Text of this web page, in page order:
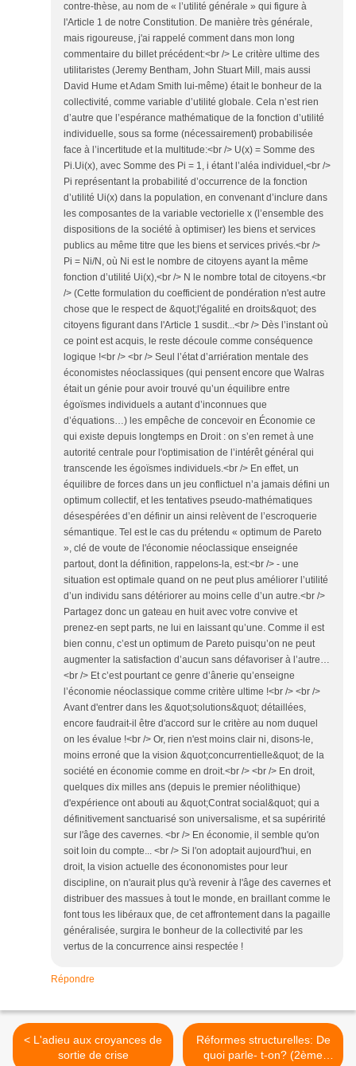
contre-thèse, au nom de « l’utilité générale » qui figure à
l'Article 1 de notre Constitution. De manière très générale,
mais rigoureuse, j'ai rappelé comment dans mon long
commentaire du billet précédent:<br /> Le critère ultime des
utilitaristes (Jeremy Bentham, John Stuart Mill, mais aussi
David Hume et Adam Smith lui-même) était le bonheur de la
collectivité, comme variable d’utilité globale. Cela n’est rien
d’autre que l’espérance mathématique de la fonction d’utilité
individuelle, sous sa forme (nécessairement) probabilisée
face à l’incertitude et la multitude:<br /> U(x) = Somme des
Pi.Ui(x), avec Somme des Pi = 1, i étant l’aléa individuel,<br />
Pi représentant la probabilité d’occurrence de la fonction
d’utilité Ui(x) dans la population, en convenant d’inclure dans
les composantes de la variable vectorielle x (l’ensemble des
dispositions de la société à optimiser) les biens et services
publics au même titre que les biens et services privés.<br />
Pi = Ni/N, où Ni est le nombre de citoyens ayant la même
fonction d’utilité Ui(x),<br /> N le nombre total de citoyens.<br
/> (Cette formulation du coefficient de pondération n'est autre
chose que le respect de &quot;l'égalité en droits&quot; des
citoyens figurant dans l'Article 1 susdit...<br /> Dès l’instant où
ce point est acquis, le reste découle comme conséquence
logique !<br /> <br /> Seul l’état d’arriération mentale des
économistes néoclassiques (qui pensent encore que Walras
était un génie pour avoir trouvé qu’un équilibre entre
égoïsmes individuels a autant d’inconnues que
d’équations…) les empêche de concevoir en Économie ce
qui existe depuis longtemps en Droit : on s’en remet à une
autorité centrale pour l'optimisation de l’intérêt général qui
transcende les égoïsmes individuels.<br /> En effet, un
équilibre de forces dans un jeu conflictuel n’a jamais défini un
optimum collectif, et les tentatives pseudo-mathématiques
désespérées d’en définir un ainsi relèvent de l’escroquerie
sémantique. Tel est le cas du prétendu « optimum de Pareto
», clé de voute de l'économie néoclassique enseignée
partout, dont la définition, rappelons-la, est:<br /> - une
situation est optimale quand on ne peut plus améliorer l’utilité
d’un individu sans détériorer au moins celle d’un autre.<br />
Partagez donc un gateau en huit avec votre convive et
prenez-en sept parts, ne lui en laissant qu’une. Comme il est
bien connu, c’est un optimum de Pareto puisqu’on ne peut
augmenter la satisfaction d’aucun sans défavoriser à l’autre…
<br /> Et c’est pourtant ce genre d’ânerie qu’enseigne
l’économie néoclassique comme critère ultime !<br /> <br />
Avant d'entrer dans les &quot;solutions&quot; détaillées,
encore faudrait-il être d'accord sur le critère au nom duquel
on les évalue !<br /> Or, rien n'est moins clair ni, disons-le,
moins erroné que la vision &quot;concurrentielle&quot; de la
société en économie comme en droit.<br /> <br /> En droit,
quelques dix milles ans (depuis le premier néolithique)
d'expérience ont abouti au &quot;Contrat social&quot; qui a
définitivement sanctuarisé son universalisme, et sa supéririté
sur l'âge des cavernes. <br /> En économie, il semble qu'on
soit loin du compte... <br /> Si l'on adoptait aujourd'hui, en
droit, la vision actuelle des écononomistes pour leur
discipline, on n'aurait plus qu'à revenir à l'âge des cavernes et
distribuer des massues à tout le monde, en braillant comme le
font tous les libéraux que, de cet affrontement dans la pagaille
généralisée, surgira le bonheur de la collectivité par les
vertus de la concurrence ainsi respectée !
Répondre
< L'adieu aux croyances de
sortie de crise
Réformes structurelles: De
quoi parle- t-on? (2ème